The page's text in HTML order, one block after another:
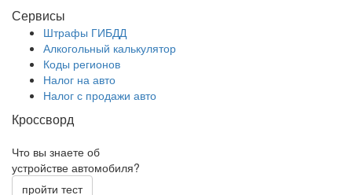
Сервисы
Штрафы ГИБДД
Алкогольный калькулятор
Коды регионов
Налог на авто
Налог с продажи авто
Кроссворд
Что вы знаете об
устройстве автомобиля?
пройти тест